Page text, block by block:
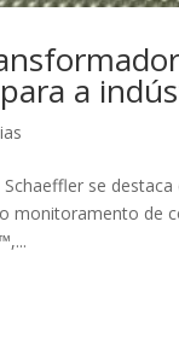
a
se
monitoramento de